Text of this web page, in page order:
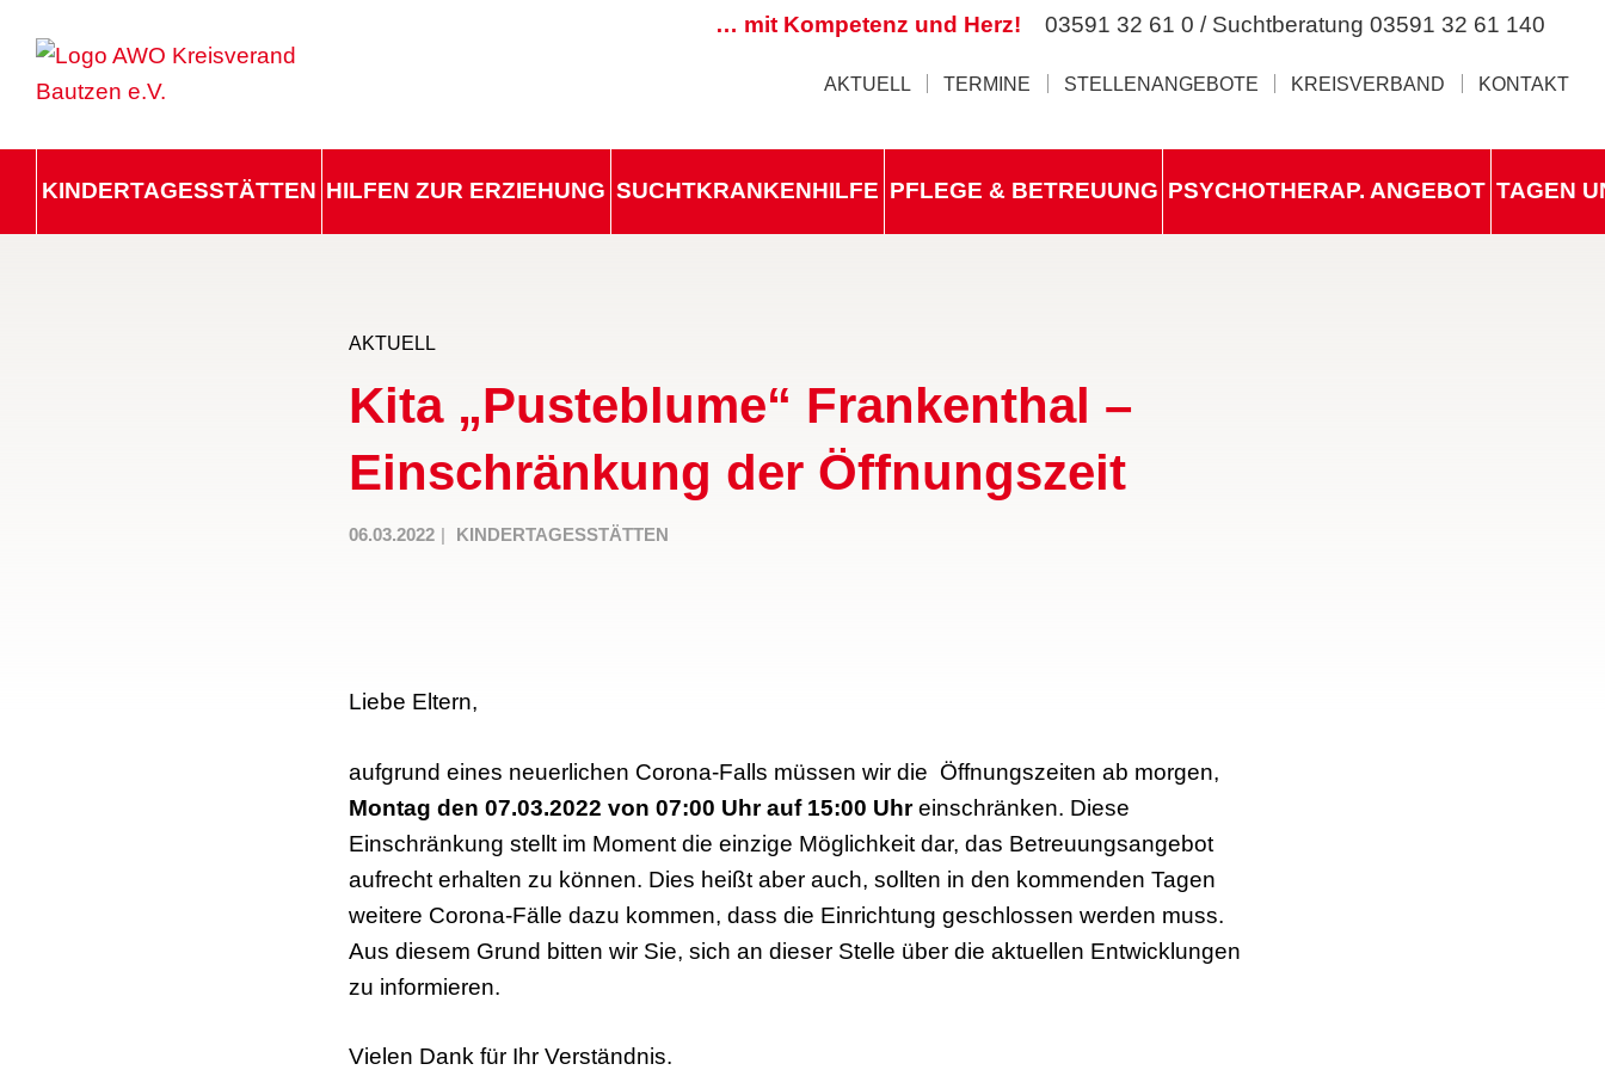
… mit Kompetenz und Herz! 03591 32 61 0 / Suchtberatung 03591 32 61 140
AKTUELL TERMINE STELLENANGEBOTE KREISVERBAND KONTAKT
KINDERTAGESSTÄTTEN HILFEN ZUR ERZIEHUNG SUCHTKRANKENHILFE PFLEGE & BETREUUNG PSYCHOTHERAP. ANGEBOT TAGEN
AKTUELL
Kita „Pusteblume“ Frankenthal –
Einschränkung der Öffnungszeit
06.03.2022 KINDERTAGESSTÄTTEN
Liebe Eltern,
aufgrund eines neuerlichen Corona-Falls müssen wir die Öffnungszeiten ab morgen,
Montag den 07.03.2022 von 07:00 Uhr auf 15:00 Uhreinschränken. Diese
Einschränkung stellt im Moment die einzige Möglichkeit dar, das Betreuungsangebot
aufrecht erhalten zu können. Dies heißt aber auch, sollten in den kommenden Tagen
weitere Corona-Fälle dazu kommen, dass die Einrichtung geschlossen werden muss.
Aus diesem Grund bitten wir Sie, sich an dieser Stelle über die aktuellen Entwicklungen
zu informieren.
Vielen Dank für Ihr Verständnis.